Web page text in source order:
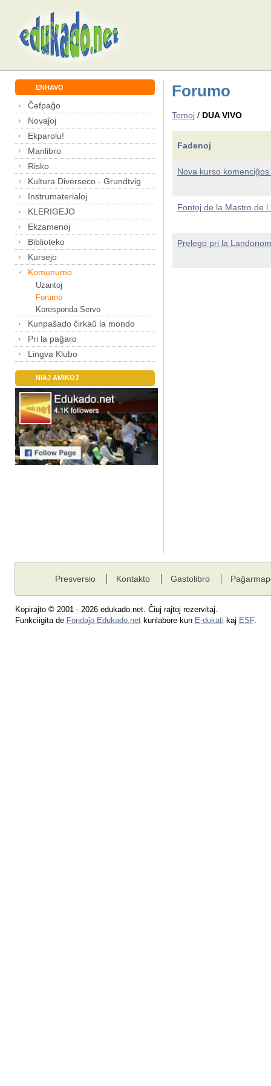
ENHAVO
Ĉefpaĝo
Novaĵoj
Ekparolu!
Manlibro
Risko
Kultura Diverseco - Grundtvig
Instrumaterialoj
KLERIGEJO
Ekzamenoj
Biblioteko
Kursejo
Komunumo
Uzantoj
Forumo
Koresponda Servo
Kunpaŝado ĉirkaŭ la mondo
Pri la paĝaro
Lingva Klubo
NIAJ AMIKOJ
Forumo
Temoj / DUA VIVO
Fadenoj
Nova kurso
Fontoj de la Mastro de l
Prelego pri la
Presversio Kontakto Gastolibro
Kopirajto © 2001 - 2026 edukado.net. Ĉiuj rajtoj rezervitaj.
Funkciigita de Fondaĵo Edukado.netkunlabore kun E-dukati kaj ESF.